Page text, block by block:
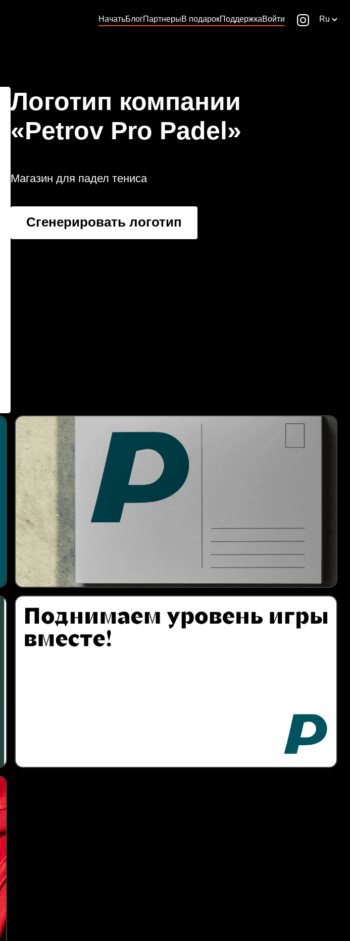
НачатьБлогПартнерыВ подарокПоддержкаВойти Ru
Логотип компании
«Petrov Pro Padel»
Магазин для падел тениса
Сгенерировать логотип